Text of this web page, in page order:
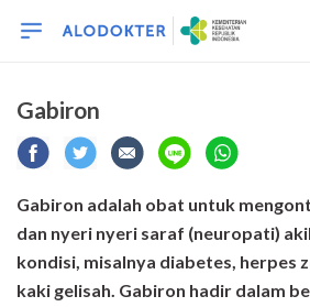
Gabiron
Gabiron adalah obat untuk
dan nyeri nyeri saraf (neuropati)
kondisi, misalnya diabetes, herpes
kaki gelisah. Gabiron hadir dalam